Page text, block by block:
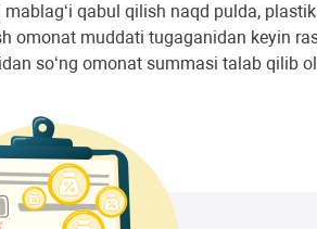
qabul qilish naqd pulda,
omonat muddati tugaganidan keyin
so‘ng omonat summasi talab qilib